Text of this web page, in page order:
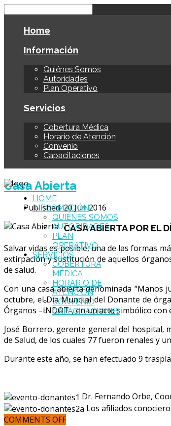
Home
Información
Quiénes Somos
Autoridades
Plan Operativo
Servicios
Cobertura Médica
Horario de Atención
Convenio
Capacitaciones
HOME
INFORMACIÓN
QUIÉNES SOMOS
AUTORIDADES
PLAN
OPERATIVO
SERVICIOS
COBERTURA
MÉDICA
HORARIO DE
ATENCIÓN
CONVENIO
CAPACITACIONES
Casa Abierta
Published: 20 Jun 2016
CASA ABIERTA POR EL
Salvar vidas es posible, una de las formas
extirpación y sustitución de aquellos
de salud.
Con una casa abierta denominada “Manos
octubre, el Día Mundial del Donante de
Órganos –INDOT-, en un acto simbólico
José Borrero, gerente general del hospital,
de Salud, de los cuales 77 fueron renales y
Durante este año, se han efectuado 9
Dr. Fernando Orbe,
Los afiliados
COMMENTS OFF